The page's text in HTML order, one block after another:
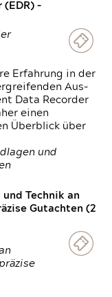
–
Erfahrung in der
Aus-
Data Recorder
einen
Überblick über
und
Technik an
Gutachten (2